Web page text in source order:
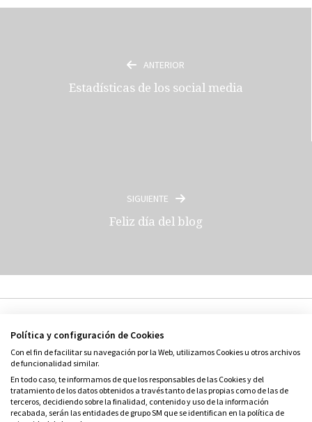
ANTERIOR
Estadísticas de los social media
SIGUIENTE
Feliz día del blog
© Grupo SM
Condiciones de uso
Política y configuración de Cookies
Con el fin de facilitar su navegación por la Web, utilizamos Cookies u otros archivos
de funcionalidad similar.
En todo caso, te informamos de que los responsables de las Cookies y del
tratamiento de los datos obtenidos a través tanto de las propias como de las de
terceros, decidiendo sobre la finalidad, contenido y uso de la información
recabada, serán las entidades de grupo SM que se identifican en la política de